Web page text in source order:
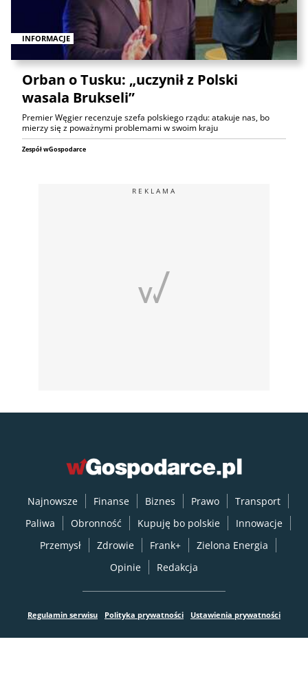
INFORMACJE
Orban o Tusku: „uczynił z Polski
wasala Brukseli”
Premier Węgier recenzuje szefa polskiego rządu: atakuje nas, bo
mierzy się z poważnymi problemami w swoim kraju
Zespół wGospodarce
REKLAMA
Najnowsze Finanse Biznes Prawo
Transport
Paliwa
Obronność Kupuję bo polskie
Innowacje
Przemysł
Zdrowie Frank+
Zielona Energia
Opinie
Redakcja
Regulamin serwisu Polityka prywatności Ustawienia prywatności